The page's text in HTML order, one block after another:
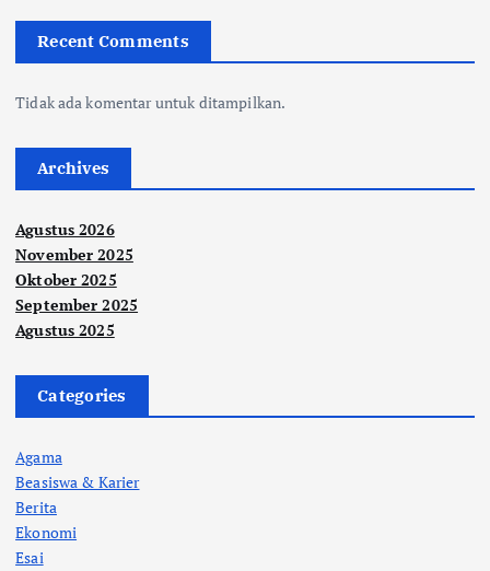
Recent Comments
Tidak ada komentar untuk ditampilkan.
Archives
Agustus 2026
November 2025
Oktober 2025
September 2025
Agustus 2025
Categories
Agama
Beasiswa & Karier
Berita
Ekonomi
Esai